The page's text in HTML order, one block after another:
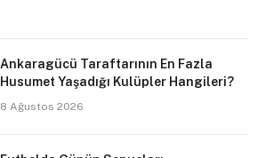
Ankaragücü Taraftarının En Fazla
Husumet Yaşadığı Kulüpler Hangileri?
8 Ağustos 2026